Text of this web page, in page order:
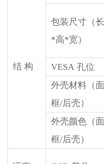
结 构
包装尺寸（长
*高*宽）
VESA 孔位
外壳材料（面
框/后壳）
外壳颜色（面
框/后壳）